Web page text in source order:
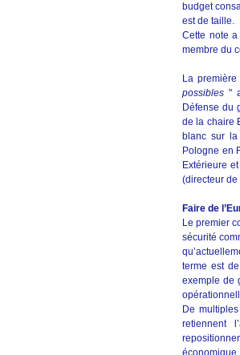
budget
est de taille.
Cette note
membre du
La
possibles "
Défense du
de la chaire
blanc sur la
Pologne en
Extérieure
(directeur de
Faire de
Le premier
sécurité
terme est
exemple de
De
retiennent
économique